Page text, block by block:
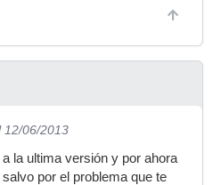
12/06/2013
la ultima versión y por ahora
por el problema que te